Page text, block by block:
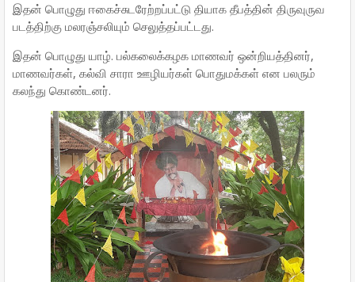
இதன் பொழுது ஈகைச்சுடரேற்றப்பட்டு தியாக தீபத்தின் திருவுருவ
படத்திற்கு மலரஞ்சலியும் செலுத்தப்பட்டது.
இதன் பொழுது யாழ். பல்கலைக்கழக மாணவர் ஒன்றியத்தினர்,
மாணவர்கள், கல்வி சாரா ஊழியர்கள் பொதுமக்கள் என பலரும்
கலந்து கொண்டனர்.